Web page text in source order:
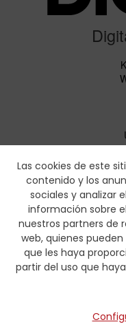
Las cookies de este
contenido y los
sociales y analizar
información sobre
nuestros partners de
web, quienes
que les haya
partir del uso que